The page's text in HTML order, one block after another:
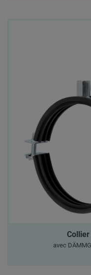
Collier
avec